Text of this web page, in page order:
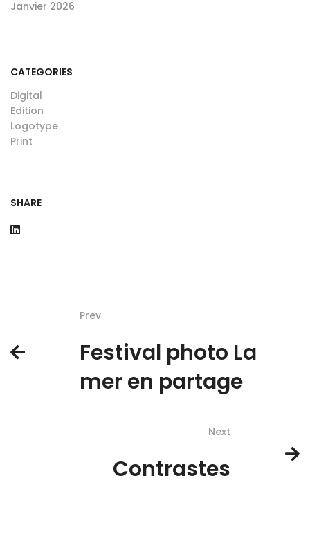
Janvier 2026
CATEGORIES
Digital
Edition
Logotype
Print
SHARE
Prev
Festival photo La
mer en partage
Next
Contrastes